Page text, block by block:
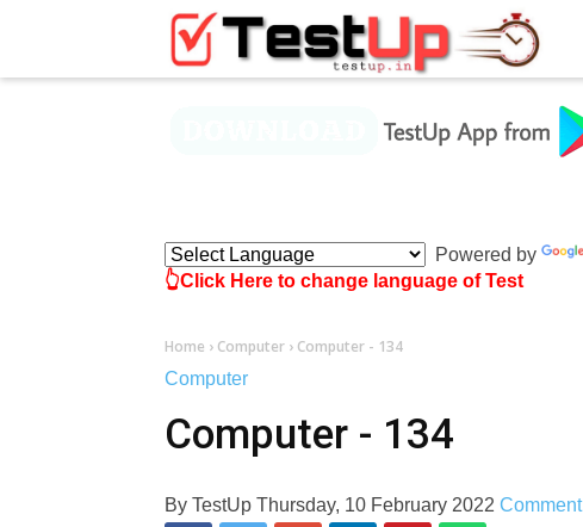
Powered by
👆Click Here to change language of Test
Home › Computer › Computer - 134
Computer
Computer - 134
By TestUp Thursday, 10 February 2022 Comment